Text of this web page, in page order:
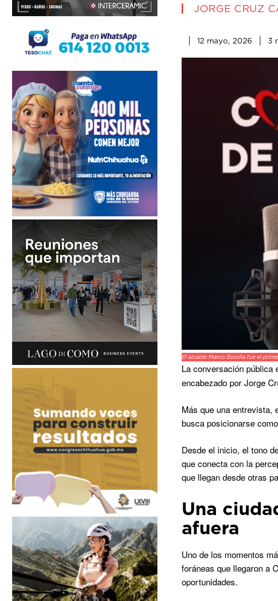
JORGE CRUZ
12 mayo, 2026 3
El alcalde Marco Bonilla fue el
La conversación pública
encabezado por Jorge
Más que una entrevista,
busca posicionarse
Desde el inicio, el tono
que conecta con la
que llegan desde otras
Una
afuera
Uno de los momentos
foráneas que llegaron a
oportunidades.